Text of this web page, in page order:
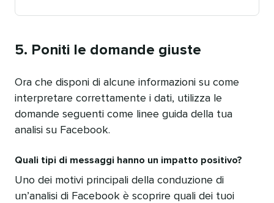
Pubblicato
5. Poniti le domande giuste
Ora che disponi di alcune informazioni su come
interpretare correttamente i dati, utilizza le
domande seguenti come linee guida della tua
analisi su Facebook.
Quali tipi di messaggi hanno un impatto positivo?
Uno dei motivi principali della conduzione di
un’analisi di Facebook è scoprire quali dei tuoi